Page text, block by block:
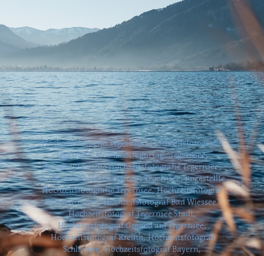
Hochzeitsfotograf Tegernsee, Hochzeitsfotografie
Tegernsee, Hochzeitsreportage Tegernsee,
dokumentarische Hochzeitsfotografie Tegernsee,
authentische Hochzeitsfotos Tegernsee, ungestellte
Hochzeitsfotografie Tegernsee, Hochzeitsfotograf
Rottach-Egern, Hochzeitsfotograf Bad Wiessee,
Hochzeitsfotograf Tegernsee Stadt,
Hochzeitsfotograf Gmund am Tegernsee,
Hochzeitsfotograf Kreuth, Hochzeitsfotograf
Schliersee, Hochzeitsfotograf Bayern,